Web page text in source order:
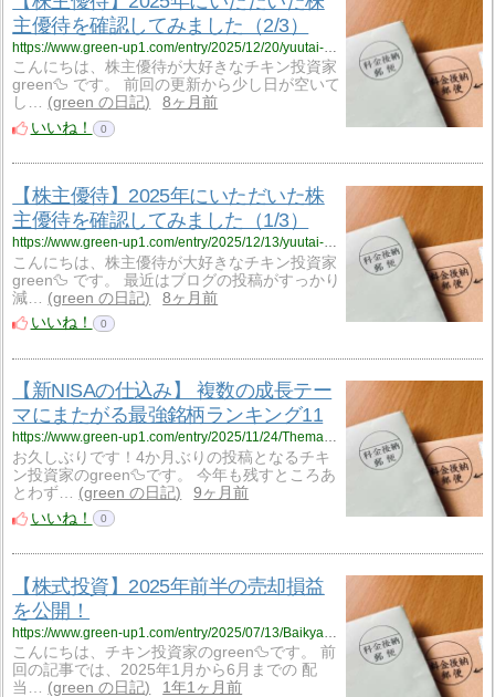
主優待を確認してみました（2/3）
https://www.green-up1.com/entry/2025/12/20/yuutai-2025-02
こんにちは、株主優待が大好きなチキン投資家
green🦆 です。 前回の更新から少し日が空いて
し…
green の日記
8ヶ月前
いいね！
0
【株主優待】2025年にいただいた株
主優待を確認してみました（1/3）
https://www.green-up1.com/entry/2025/12/13/yuutai-2025-01
こんにちは、株主優待が大好きなチキン投資家
green🦆 です。 最近はブログの投稿がすっかり
減…
green の日記
8ヶ月前
いいね！
0
【新NISAの仕込み】 複数の成長テー
マにまたがる最強銘柄ランキング11
https://www.green-up1.com/entry/2025/11/24/Thema_Ranking
お久しぶりです！4か月ぶりの投稿となるチキ
ン投資家のgreen🦆です。 今年も残すところあ
とわず…
green の日記
9ヶ月前
いいね！
0
【株式投資】2025年前半の売却損益
を公開！
こんにちは、チキン投資家のgreen🦆です。 前
回の記事では、2025年1月から6月までの 配
当…
green の日記
1年1ヶ月前